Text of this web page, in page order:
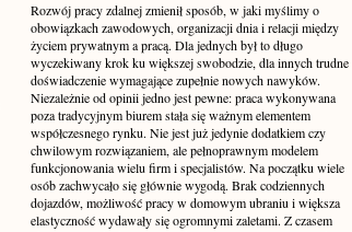
Rozwój pracy zdalnej zmienił sposób, w jaki myślimy o
obowiązkach zawodowych, organizacji dnia i relacji między
życiem prywatnym a pracą. Dla jednych był to długo
wyczekiwany krok ku większej swobodzie, dla innych trudne
doświadczenie wymagające zupełnie nowych nawyków.
Niezależnie od opinii jedno jest pewne: praca wykonywana
poza tradycyjnym biurem stała się ważnym elementem
współczesnego rynku. Nie jest już jedynie dodatkiem czy
chwilowym rozwiązaniem, ale pełnoprawnym modelem
funkcjonowania wielu firm i specjalistów. Na początku wiele
osób zachwycało się głównie wygodą. Brak codziennych
dojazdów, możliwość pracy w domowym ubraniu i większa
elastyczność wydawały się ogromnymi zaletami. Z czasem